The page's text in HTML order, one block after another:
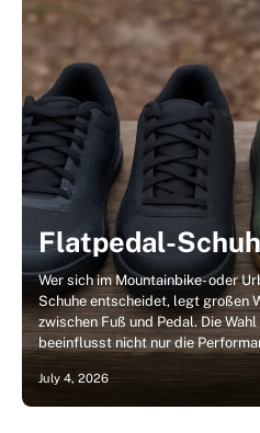
Flatpedal-
Wer sich im Mountainbike- oder
Schuhe entscheidet, legt großen
zwischen Fuß und Pedal. Die
beeinflusst nicht nur die
July 4, 2026